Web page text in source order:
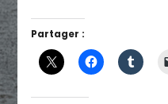
Partager :